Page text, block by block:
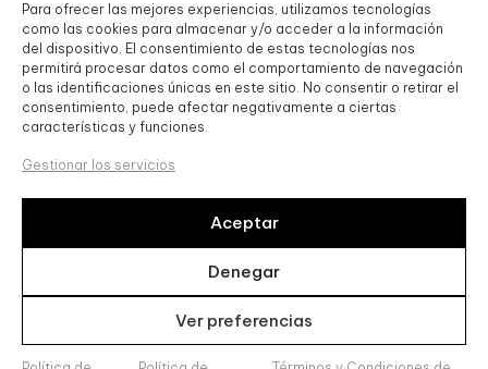
Para ofrecer las mejores experiencias, utilizamos tecnologías
como las cookies para almacenar y/o acceder a la información
del dispositivo. El consentimiento de estas tecnologías nos
permitirá procesar datos como el comportamiento de navegación
o las identificaciones únicas en este sitio. No consentir o retirar el
consentimiento, puede afectar negativamente a ciertas
características y funciones.
Gestionar los servicios
Aceptar
Denegar
Ver preferencias
© 2025 Boutique Granada S.L.
Boutique Granada SL, ha sido beneficiaria de Fondos
las PYMES, y gracias al cual ha puesto en marcha un Plan de
Acción con el objetivo de reforzar la digitalización y la
competitividad de las pymes durante el año 2024. Para ello
ha contado con el apoyo del Programa Pyme Digital de la
Cámara de Comercio de Granada. #EuropaSeSiente